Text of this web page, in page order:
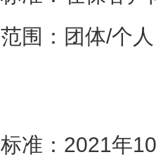
围：团体/个人
标准：2021年